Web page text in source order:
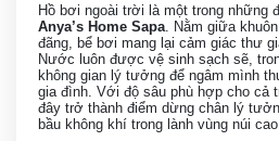
Hồ bơi ngoài trời là một trong những
Anya’s Home Sapa . Nằm giữa
đãng, bể bơi mang lại cảm giác thư
Nước luôn được vệ sinh sạch sẽ,
không gian lý tưởng để ngâm mình
gia đình. Với độ sâu phù hợp cho cả
đây trở thành điểm dừng chân lý
bầu không khí trong lành vùng núi cao.